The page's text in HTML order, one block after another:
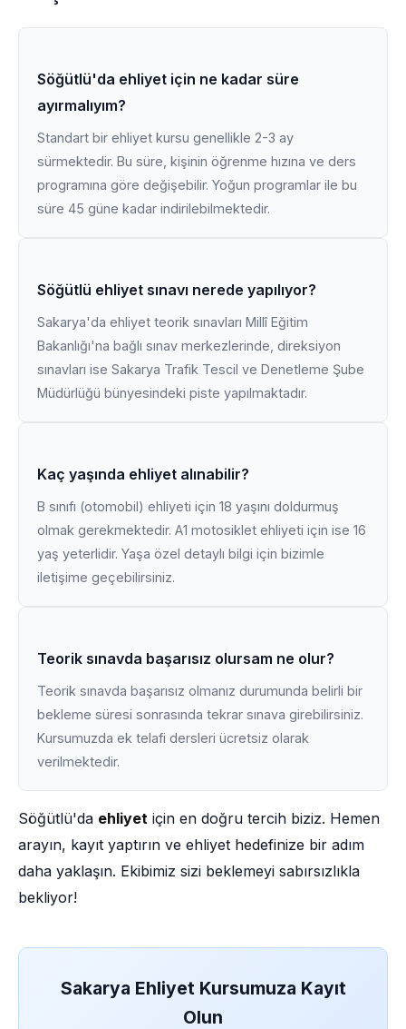
Söğütlü'da ehliyet için ne kadar süre
ayırmalıyım?
Standart bir ehliyet kursu genellikle 2-3 ay
sürmektedir. Bu süre, kişinin öğrenme hızına ve ders
programına göre değişebilir. Yoğun programlar ile bu
süre 45 güne kadar indirilebilmektedir.
Söğütlü ehliyet sınavı nerede yapılıyor?
Sakarya'da ehliyet teorik sınavları Millî Eğitim
Bakanlığı'na bağlı sınav merkezlerinde, direksiyon
sınavları ise Sakarya Trafik Tescil ve Denetleme Şube
Müdürlüğü bünyesindeki piste yapılmaktadır.
Kaç yaşında ehliyet alınabilir?
B sınıfı (otomobil) ehliyeti için 18 yaşını doldurmuş
olmak gerekmektedir. A1 motosiklet ehliyeti için ise 16
yaş yeterlidir. Yaşa özel detaylı bilgi için bizimle
iletişime geçebilirsiniz.
Teorik sınavda başarısız olursam ne olur?
Teorik sınavda başarısız olmanız durumunda belirli bir
bekleme süresi sonrasında tekrar sınava girebilirsiniz.
Kursumuzda ek telafi dersleri ücretsiz olarak
verilmektedir.
Söğütlü'da ehliyet için en doğru tercih biziz. Hemen
arayın, kayıt yaptırın ve ehliyet hedefinize bir adım
daha yaklaşın. Ekibimiz sizi beklemeyi sabırsızlıkla
bekliyor!
Sakarya Ehliyet Kursumuza Kayıt
Olun